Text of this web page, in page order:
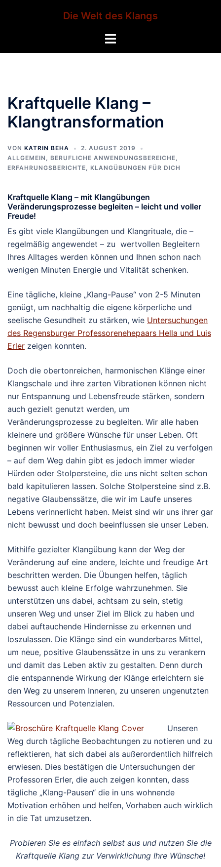
Die Welt des Klangs
Menü
Kraftquelle Klang –
Klangtransformation
VON KATRIN BEHA
2. AUGUST 2019
ALLGEMEIN , BERUFLICHE ANWENDUNGSBEREICHE,
ERFAHRUNGSBERICHTE, KLANGÜBUNGEN FÜR DICH
Kraftquelle Klang – mit Klangübungen
Veränderungsprozesse begleiten – leicht und voller
Freude!
Es gibt viele Klangübungen und Klangrituale, die –
regelmäßig angewendet – zu wertvollen Begleitern
Ihres Alltages werden können und Ihnen schon nach
wenigen Minuten Energie und Vitalität schenken.
Eine tägliche, kleine „Klang-Pause“ von 2-5 Minuten
genügt, um nachhaltig die eigene körperliche und
seelische Gesundheit zu stärken, wie Untersuchungen
des Regensburger Professorenehepaars Hella und Luis
Erler zeigen konnten.
Doch die obertonreichen, harmonischen Klänge einer
Klangschale und ihre zarten Vibrationen können nicht
nur Entspannung und Lebensfreude stärken, sondern
auch gezielt genutzt werden, um
Veränderungsprozesse zu begleiten. Wir alle haben
kleinere und größere Wünsche für unser Leben. Oft
beginnen wir voller Enthusiasmus, ein Ziel zu verfolgen
– auf dem Weg dahin gibt es jedoch immer wieder
Hürden oder Stolpersteine, die uns nicht selten schon
bald kapitulieren lassen. Solche Stolpersteine sind z.B.
negative Glaubenssätze, die wir im Laufe unseres
Lebens verinnerlicht haben. Meist sind wir uns ihrer gar
nicht bewusst und doch beeinflussen sie unser Leben.
Mithilfe gezielter Klangübung kann der Weg der
Veränderung auf eine andere, leichte und freudige Art
beschritten werden. Die Übungen helfen, täglich
bewusst auch kleine Erfolge wahrzunehmen. Sie
unterstützen uns dabei, achtsam zu sein, stetig
unseren Weg und unser Ziel im Blick zu haben und
dabei auftauchende Hindernisse zu erkennen und
loszulassen. Die Klänge sind ein wunderbares Mittel,
um neue, positive Glaubenssätze in uns zu verankern
und damit das Leben aktiv zu gestalten. Denn durch
die entspannende Wirkung der Klänge erleichtern sie
den Weg zu unserem Inneren, zu unseren ungenutzten
Ressourcen und Potenzialen.
Unseren
Weg durch tägliche Beobachtungen zu notieren und zu
reflektieren, hat sich dabei als außerordentlich hilfreich
erwiesen. Dies bestätigen die Untersuchungen der
Professoren Erler, die auch zeigen konnten, dass
tägliche „Klang-Pausen“ die in uns wohnende
Motivation erhöhen und helfen, Vorhaben auch wirklich
in die Tat umzusetzen.
Probieren Sie es einfach selbst aus und nutzen Sie die
Kraftquelle Klang zur Verwirklichung Ihre Wünsche!